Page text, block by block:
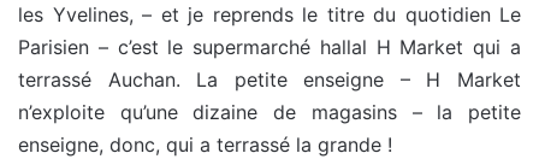
les Yvelines, – et je reprends le titre du quotidien Le
Parisien – c’est le supermarché hallal H Market qui a
terrassé Auchan. La petite enseigne – H Market
n’exploite qu’une dizaine de magasins – la petite
enseigne, donc, qui a terrassé la grande !